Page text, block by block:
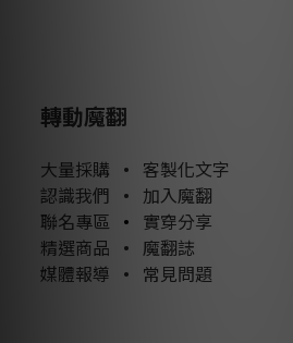
轉動魔翻
大量採購 •
客製化文字
認識我們 •
加入魔翻
聯名專區 •
實穿分享
精選商品 •
魔翻誌
媒體報導
• 常見問題